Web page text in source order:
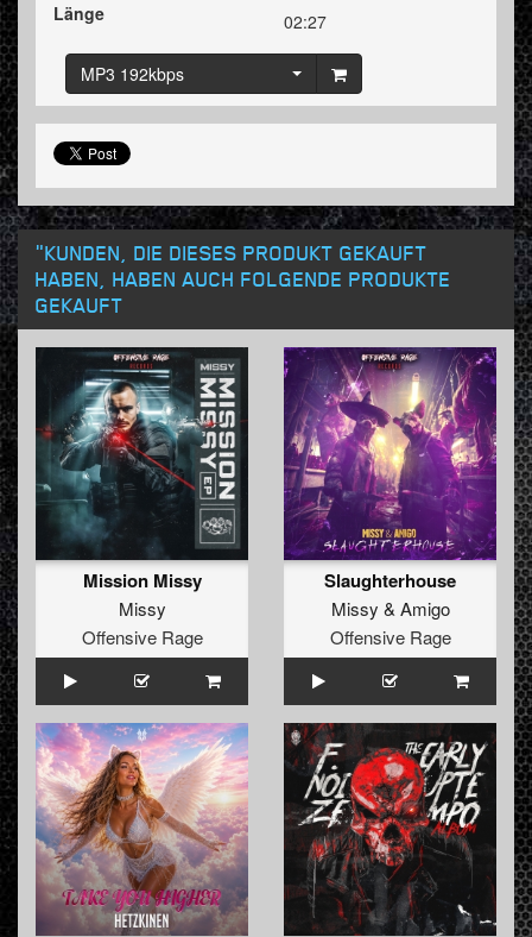
Länge
02:27
MP3 192kbps
"KUNDEN, DIE DIESES PRODUKT GEKAUFT
HABEN, HABEN AUCH FOLGENDE PRODUKTE
GEKAUFT
Mission Missy
Missy
Offensive Rage
Slaughterhouse
Missy & Amigo
Offensive Rage